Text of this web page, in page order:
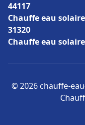
44117
Chauffe eau
31320
Chauffe eau
© 2026 chauffe-